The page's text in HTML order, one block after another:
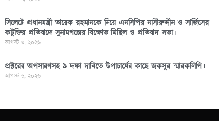
সিলেটে প্রধানমন্ত্রী তারেক রহমানকে নিয়ে এনসিপির নাসীরুদ্দীন ও সার্জিসের
কটুক্তির প্রতিবাদে সুনামগঞ্জের বিক্ষোভ মিছিল ও প্রতিবাদ সভা।
আগস্ট ৬, ২০২৬
প্রক্টরের অপসারণসহ ৯ দফা দাবিতে উপাচার্যের কাছে জকসুর স্মারকলিপি।
আগস্ট ৬, ২০২৬